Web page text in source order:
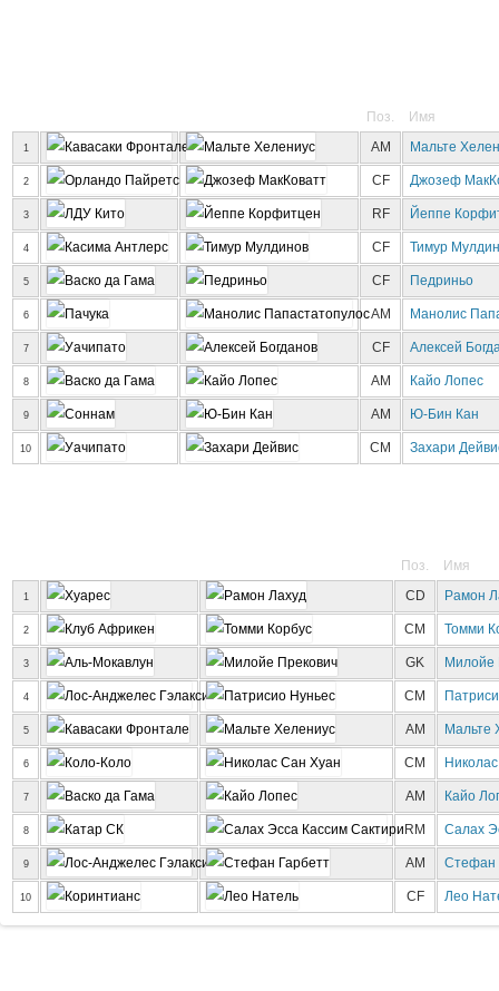
Поз. Имя
1 AM Мальте
2 CF Джозеф
3 RF Йеппе
4 CF Тимур
5 CF Педриньо
6 AM Манолис
7 CF Алексей
8 AM Кайо Лопес
9 AM Ю-Бин Кан
10 CM Захари
Поз. Имя
1 CD Рамон
2 CM Томми
3 GK Милойе
4 CM
5 AM Мальте
6 CM
7 AM Кайо
8 RM Салах
9 AM Стефан
10 CF Лео